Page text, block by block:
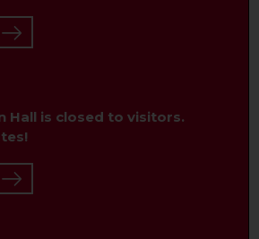
Hall is closed to visitors.